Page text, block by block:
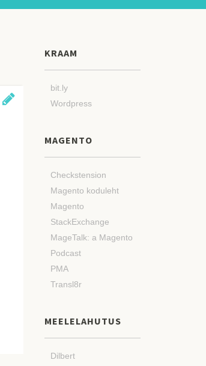
KRAAM
bit.ly
Wordpress
MAGENTO
Checkstension
Magento koduleht
Magento
StackExchange
MageTalk: a Magento
Podcast
PMA
Transl8r
MEELELAHUTUS
Dilbert